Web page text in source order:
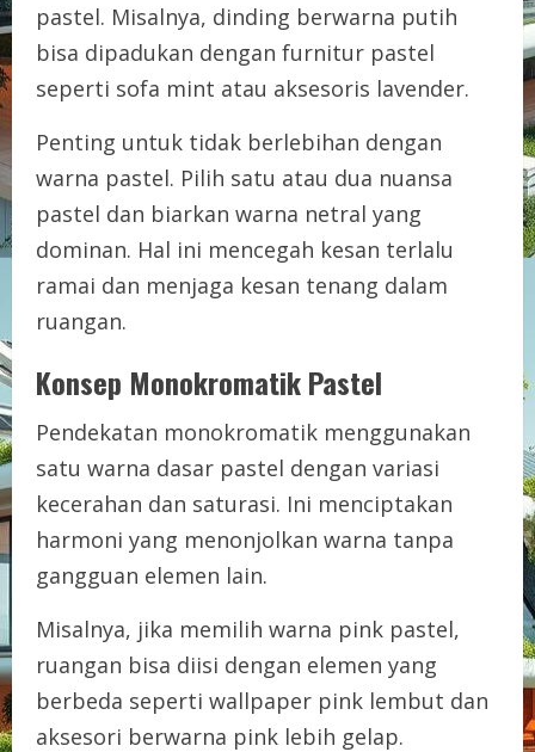
pastel. Misalnya, dinding berwarna putih
bisa dipadukan dengan furnitur pastel
seperti sofa mint atau aksesoris lavender.
Penting untuk tidak berlebihan dengan
warna pastel. Pilih satu atau dua nuansa
pastel dan biarkan warna netral yang
dominan. Hal ini mencegah kesan terlalu
ramai dan menjaga kesan tenang dalam
ruangan.
Konsep Monokromatik Pastel
Pendekatan monokromatik menggunakan
satu warna dasar pastel dengan variasi
kecerahan dan saturasi. Ini menciptakan
harmoni yang menonjolkan warna tanpa
gangguan elemen lain.
Misalnya, jika memilih warna pink pastel,
ruangan bisa diisi dengan elemen yang
berbeda seperti wallpaper pink lembut dan
aksesori berwarna pink lebih gelap.